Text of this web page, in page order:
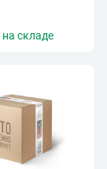
складе